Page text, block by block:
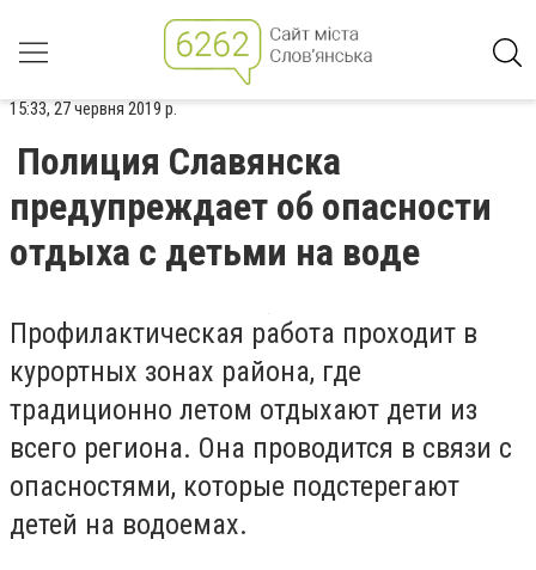
15:33, 27 червня 2019 р.
Полиция Славянска
предупреждает об опасности
отдыха с детьми на воде
Профилактическая работа проходит в
курортных зонах района, где
традиционно летом отдыхают дети из
всего региона. Она проводится в связи с
опасностями, которые подстерегают
детей на водоемах.